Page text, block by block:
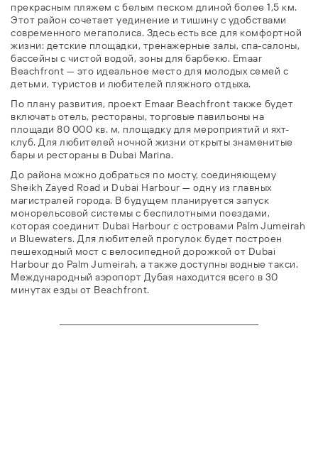
прекрасным пляжем с белым песком длиной более 1,5 км.
Этот район сочетает уединение и тишину с удобствами
современного мегаполиса. Здесь есть все для комфортной
жизни: детские площадки, тренажерные залы, спа-салоны,
бассейны с чистой водой, зоны для барбекю. Emaar
Beachfront — это идеальное место для молодых семей с
детьми, туристов и любителей пляжного отдыха.
По плану развития, проект Emaar Beachfront также будет
включать отель, рестораны, торговые павильоны на
площади 80 000 кв. м, площадку для мероприятий и яхт-
клуб. Для любителей ночной жизни открыты знаменитые
бары и рестораны в Dubai Marina.
До района можно добраться по мосту, соединяющему
Sheikh Zayed Road и Dubai Harbour — одну из главных
магистралей города. В будущем планируется запуск
монорельсовой системы с беспилотными поездами,
которая соединит Dubai Harbour с островами Palm Jumeirah
и Bluewaters. Для любителей прогулок будет построен
пешеходный мост с велосипедной дорожкой от Dubai
Harbour до Palm Jumeirah, а также доступны водные такси.
Международный аэропорт Дубая находится всего в 30
минутах езды от Beachfront.